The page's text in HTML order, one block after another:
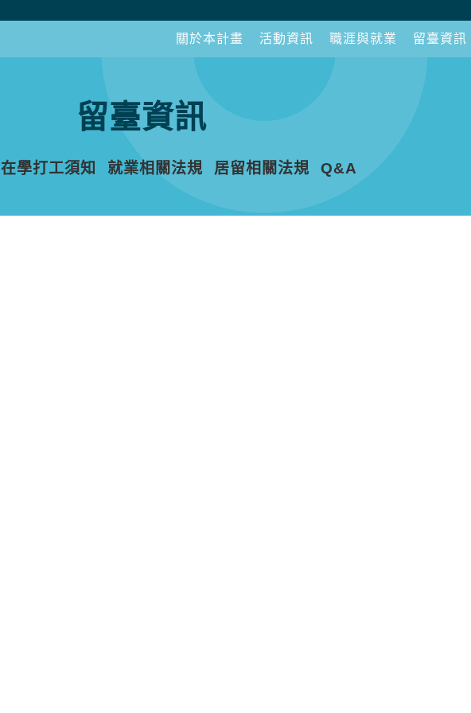
關於本計畫 活動資訊 職涯與就業 留臺資訊
留臺資訊
在學打工須知 就業相關法規 居留相關法規 Q&A